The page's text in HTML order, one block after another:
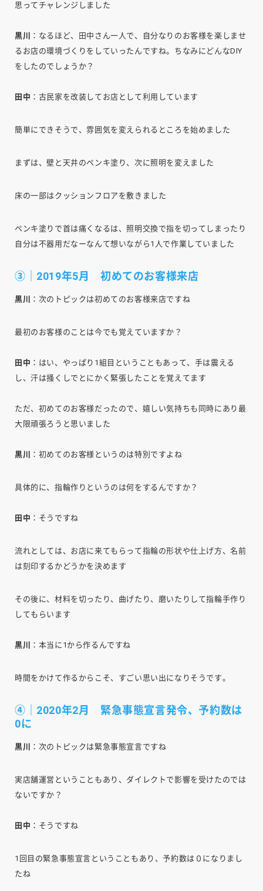
思ってチャレンジしました
黒川
：なるほど、田中さん一人で、自分なりのお客様を楽しませ
るお店の環境づくりをしていったんですね。ちなみにどんなDIY
をしたのでしょうか？
田中 ：古民家を改装してお店として利用しています
簡単にできそうで、雰囲気を変えられるところを始めました
まずは、壁と天井のペンキ塗り、次に照明を変えました
床の一部はクッションフロアを敷きました
ペンキ塗りで首は痛くなるは、照明交換で指を切ってしまったり
自分は不器用だなーなんて想いながら1人で作業していました
③｜2019年5月 初めてのお客様来店
黒川 ：次のトピックは初めてのお客様来店ですね
最初のお客様のことは今でも覚えていますか？
田中 ：はい、やっぱり1組目ということもあって、手は震える
し、汗は掻くしでとにかく緊張したことを覚えてます
ただ、初めてのお客様だったので、嬉しい気持ちも同時にあり最
大限頑張ろうと思いました
黒川 ：初めてのお客様というのは特別ですよね
具体的に、指輪作りというのは何をするんですか？
田中 ：そうですね
流れとしては、お店に来てもらって指輪の形状や仕上げ方、名前
は刻印するかどうかを決めます
その後に、材料を切ったり、曲げたり、磨いたりして指輪手作り
してもらいます
黒川 ：本当に1から作るんですね
時間をかけて作るからこそ、すごい思い出になりそうです。
④｜2020年2月 緊急事態宣言発令、予約数は
0に
黒川 ：次のトピックは緊急事態宣言ですね
実店舗運営ということもあり、ダイレクトで影響を受けたのでは
ないですか？
田中 ：そうですね
1回目の緊急事態宣言ということもあり、予約数は０になりまし
たね